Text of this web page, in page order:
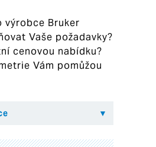
výrobce Bruker
Vaše požadavky?
cenovou nabídku?
Vám pomůžou